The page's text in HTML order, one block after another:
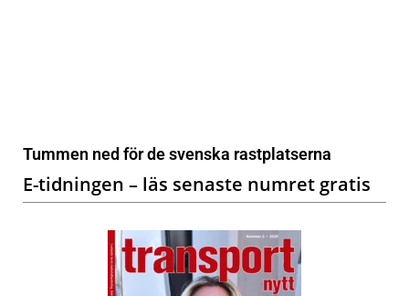
Tummen ned för de svenska rastplatserna
E-tidningen – läs senaste numret gratis